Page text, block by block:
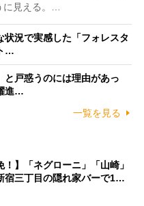
見える。…
状況で実感した「フォレスタ
…
と戸惑うのには理由があっ
進…
一覧を見る
！】「ネグローニ」「山崎」
宿三丁目の隠れ家バーで1…